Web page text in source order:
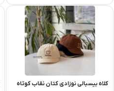
کلاه بیسبالی نوزادی کتان نقاب کوتاه